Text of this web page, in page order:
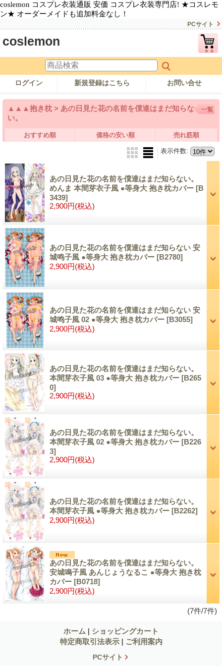
coslemon コスプレ衣装通販 安価 コスプレ衣装専門店! ★コスレモ
ン★ オーダーメイドも追加料金なし！
PCサイト
coslemon
ログイン 新規登録はこちら お問い合せ
▲▲▲抱き枕 > あの日見た花の名前を僕達はまだ知らな
い。
一覧
おすすめ順 価格の安い順 売れ筋順
表示件数:
あの日見た花の名前を僕達はまだ知らない。
めんま 本間芽衣子風 ●等身大 抱き枕カバー [B
3439]
2,900円(税込)
あの日見た花の名前を僕達はまだ知らない 安
城鸣子風 ●等身大 抱き枕カバー [B2780]
2,900円(税込)
あの日見た花の名前を僕達はまだ知らない 安
城鸣子風 02 ●等身大 抱き枕カバー [B3055]
2,900円(税込)
あの日見た花の名前を僕達はまだ知らない。
本間芽衣子風 03 ●等身大 抱き枕カバー [B265
0]
2,900円(税込)
あの日見た花の名前を僕達はまだ知らない。
本間芽衣子風 02 ●等身大 抱き枕カバー [B226
3]
2,900円(税込)
あの日見た花の名前を僕達はまだ知らない。
本間芽衣子風 ●等身大 抱き枕カバー [B2262]
2,900円(税込)
あの日見た花の名前を僕達はまだ知らない。
安城鳴子風 あんじょうなるこ ●等身大 抱き枕
カバー [B0718]
2,900円(税込)
(7件/7件)
ホーム | ショッピングカート
特定商取引法表示 | ご利用案内
PCサイト